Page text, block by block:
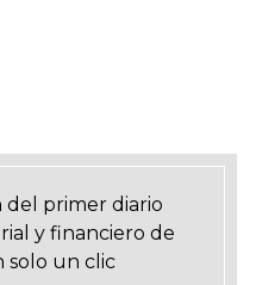
del primer diario
y financiero de
solo un clic